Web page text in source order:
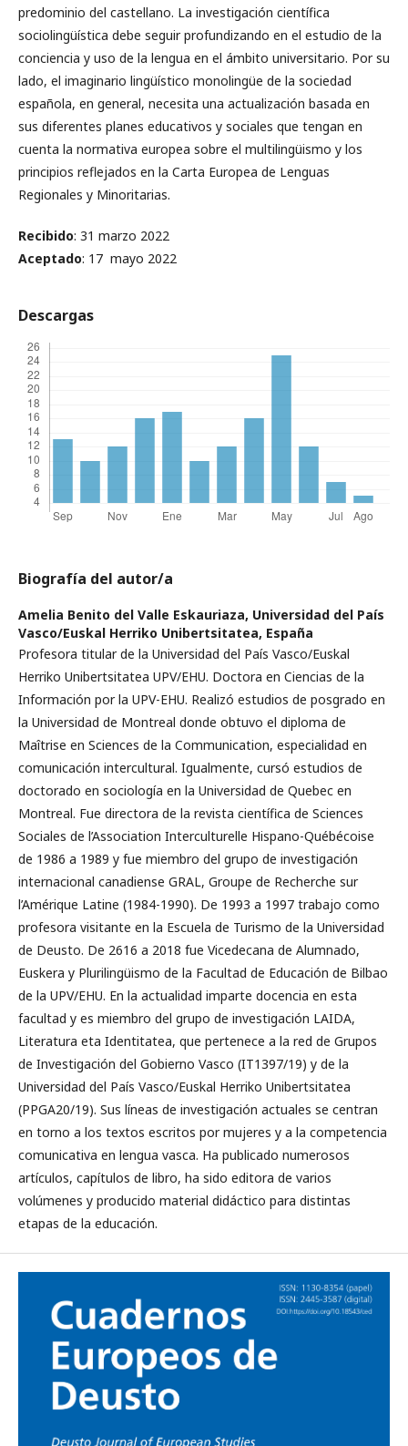
predominio del castellano. La investigación científica
sociolingüística debe seguir profundizando en el estudio de la
conciencia y uso de la lengua en el ámbito universitario. Por su
lado, el imaginario lingüístico monolingüe de la sociedad
española, en general, necesita una actualización basada en
sus diferentes planes educativos y sociales que tengan en
cuenta la normativa europea sobre el multilingüismo y los
principios reflejados en la Carta Europea de Lenguas
Regionales y Minoritarias.
Recibido: 31 marzo 2022
Aceptado: 17 mayo 2022
Descargas
Biografía del autor/a
Amelia Benito del Valle Eskauriaza, Universidad del País
Vasco/Euskal Herriko Unibertsitatea, España
Profesora titular de la Universidad del País Vasco/Euskal
Herriko Unibertsitatea UPV/EHU. Doctora en Ciencias de la
Información por la UPV-EHU. Realizó estudios de posgrado en
la Universidad de Montreal donde obtuvo el diploma de
Maîtrise en Sciences de la Communication, especialidad en
comunicación intercultural. Igualmente, cursó estudios de
doctorado en sociología en la Universidad de Quebec en
Montreal. Fue directora de la revista científica de Sciences
Sociales de l’Association Interculturelle Hispano-Québécoise
de 1986 a 1989 y fue miembro del grupo de investigación
internacional canadiense GRAL, Groupe de Recherche sur
l’Amérique Latine (1984-1990). De 1993 a 1997 trabajo como
profesora visitante en la Escuela de Turismo de la Universidad
de Deusto. De 2616 a 2018 fue Vicedecana de Alumnado,
Euskera y Plurilingüismo de la Facultad de Educación de Bilbao
de la UPV/EHU. En la actualidad imparte docencia en esta
facultad y es miembro del grupo de investigación LAIDA,
Literatura eta Identitatea, que pertenece a la red de Grupos
de Investigación del Gobierno Vasco (IT1397/19) y de la
Universidad del País Vasco/Euskal Herriko Unibertsitatea
(PPGA20/19). Sus líneas de investigación actuales se centran
en torno a los textos escritos por mujeres y a la competencia
comunicativa en lengua vasca. Ha publicado numerosos
artículos, capítulos de libro, ha sido editora de varios
volúmenes y producido material didáctico para distintas
etapas de la educación.